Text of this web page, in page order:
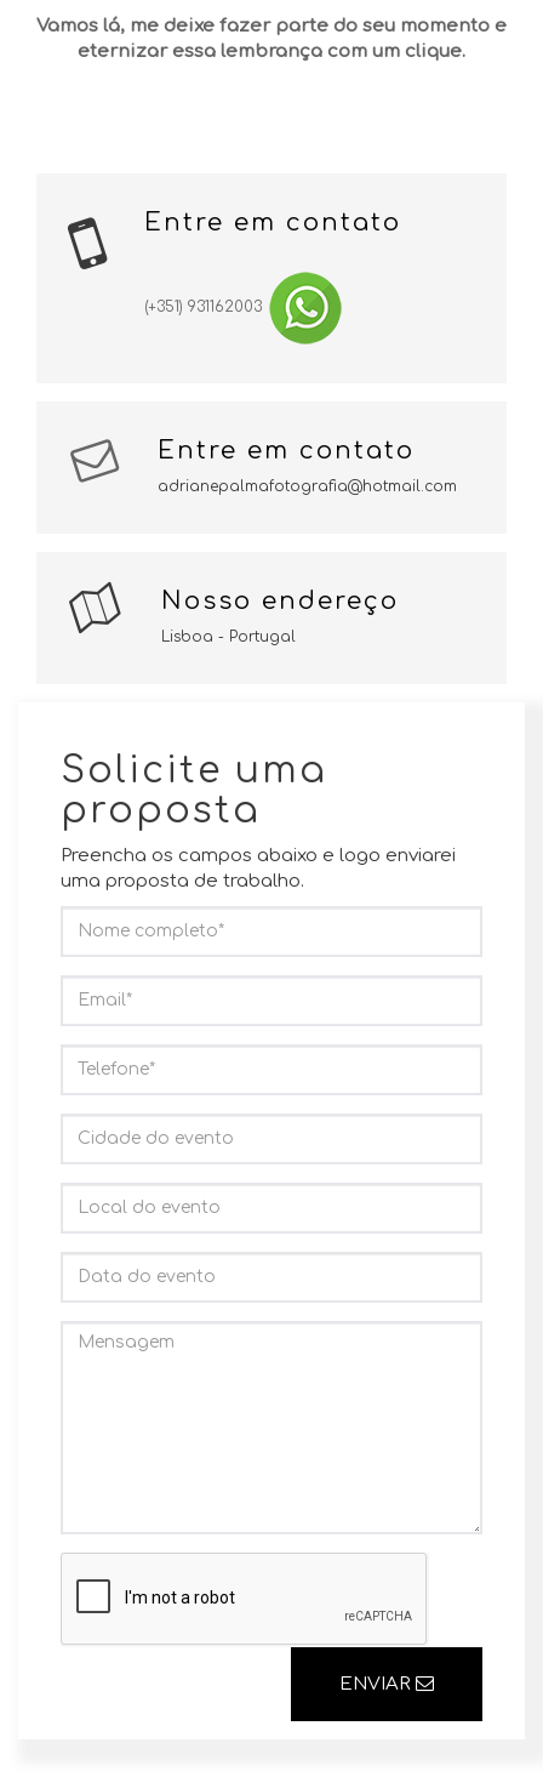
Vamos lá, me deixe fazer parte do seu momento e
eternizar essa lembrança com um clique.
Entre em contato
(+351) 931162003
Entre em contato
adrianepalmafotografia@hotmail.com
Nosso endereço
Lisboa - Portugal
Solicite uma
proposta
Preencha os campos abaixo e logo enviarei
uma proposta de trabalho.
ENVIAR